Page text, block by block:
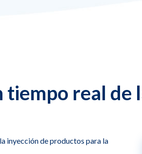
real de
inyección de productos para la